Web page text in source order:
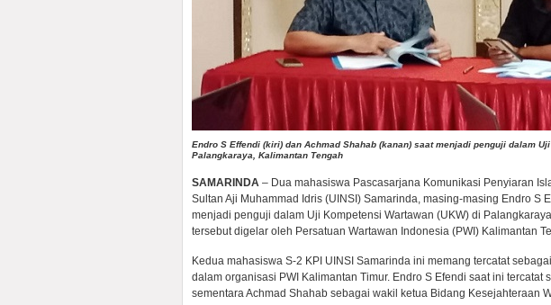
Endro S Effendi (kiri) dan Achmad Shahab (kanan) saat menjadi penguji dalam
Palangkaraya, Kalimantan Tengah
SAMARINDA – Dua mahasiswa Pascasarjana Komunikasi Penyiaran
Sultan Aji Muhammad Idris (UINSI) Samarinda, masing-masing Endro S
menjadi penguji dalam Uji Kompetensi Wartawan (UKW) di
tersebut digelar oleh Persatuan Wartawan Indonesia (PWI) Kalimantan
Kedua mahasiswa S-2 KPI UINSI Samarinda ini memang tercatat
dalam organisasi PWI Kalimantan Timur. Endro S Efendi saat ini tercatat
sementara Achmad Shahab sebagai wakil ketua Bidang Kesejahteraan